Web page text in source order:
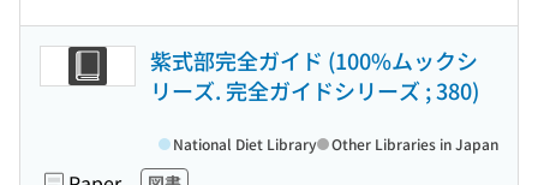
紫式部完全ガイド (100%ムックシ
リーズ. 完全ガイドシリーズ ; 380)
National Diet Library Other Libraries in Japan